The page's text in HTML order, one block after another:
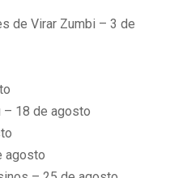
de Virar Zumbi – 3 de
– 18 de agosto
agosto